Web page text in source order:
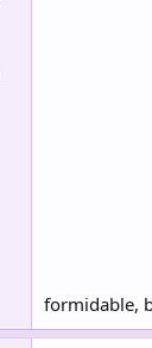
formidable,